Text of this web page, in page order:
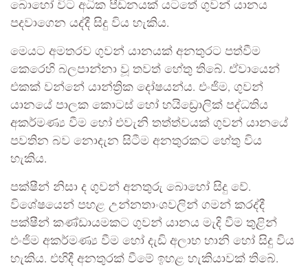
බොහෝ විට අධික පීඩනයක් යටතේ ගුවන් යානය
පදවාගෙන යද්දී සිදු විය හැකිය.
මෙයට අමතරව ගුවන් යානයක් අනතුරට පත්වීම
කෙරෙහි බලපාන්නා වූ තවත් හේතු තිබේ. ඒවායෙන්
එකක් වන්නේ යාන්ත්‍රික දෝෂයන්ය. එංජිම, ගුවන්
යානයේ පාලක කොටස් හෝ හයිඩ්‍රොලික් පද්ධතිය
අකර්මණ්‍ය වීම හෝ එවැනි තත්ත්වයක් ගුවන් යානයේ
පවතින බව නොදැන සිටීම අනතුරකට හේතු විය
හැකිය.
පක්ෂීන් නිසා ද ගුවන් අනතුරු බොහෝ සිදු වේ.
විශේෂයෙන් පහළ උන්නතාංශවලින් ගමන් කරද්දී
පක්ෂීන් කණ්ඩායමකට ගුවන් යානය මැදි වීම තුළින්
එංජිම අකර්මණ්‍ය වීම හෝ දැඩි අලාභ හානි හෝ සිදු විය
හැකිය. එහිදී අනතුරක් වීමේ ඉහළ හැකියාවක් තිබේ.